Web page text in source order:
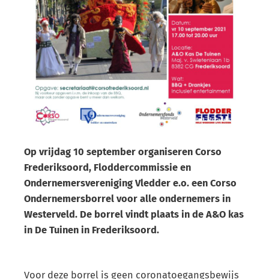
Op vrijdag 10 september organiseren Corso
Frederiksoord, Floddercommissie en
Ondernemersvereniging Vledder e.o. een Corso
Ondernemersborrel voor alle ondernemers in
Westerveld. De borrel vindt plaats in de A&O kas
in De Tuinen in Frederiksoord.
Voor deze borrel is geen coronatoegangsbewijs